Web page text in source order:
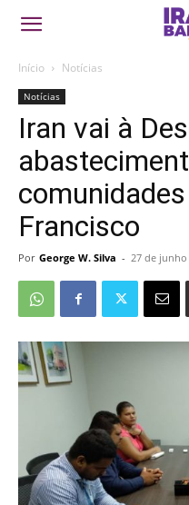
Início Notícias
Notícias
Iran vai à
Francisco
Por George W. Silva - 27 de junho